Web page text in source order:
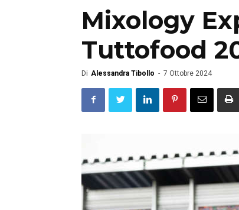
Mixology
Tuttofood
Di Alessandra Tibollo - 7 Ottobre 2024